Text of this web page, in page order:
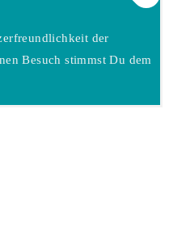
der
Besuch stimmst Du dem